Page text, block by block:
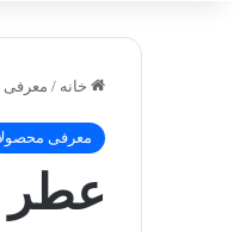
خانه / معرفی
معرفی
عطر